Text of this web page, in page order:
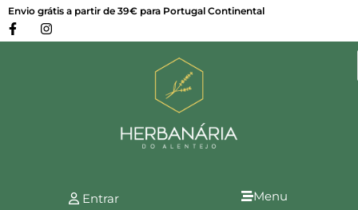
Envio grátis a partir de 39€ para Portugal Continental
Entrar Menu